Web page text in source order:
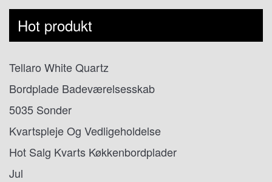
Hot produkt
Tellaro White Quartz
Bordplade Badeværelsesskab
5035 Sonder
Kvartspleje Og Vedligeholdelse
Hot Salg Kvarts Køkkenbordplader
Jul